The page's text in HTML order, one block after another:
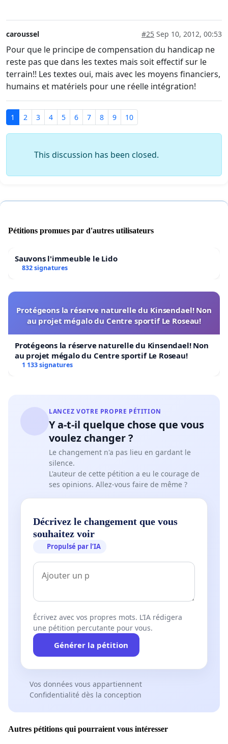
caroussel #25 Sep 10, 2012, 00:53
Pour que le principe de compensation du handicap ne
reste pas que dans les textes mais soit effectif sur le
terrain!! Les textes oui, mais avec les moyens financiers,
humains et matériels pour une réelle intégration!
1 2 3 4 5 6 7 8 9 10
This discussion has been closed.
Pétitions promues par d'autres utilisateurs
Sauvons l'immeuble le Lido
832 signatures
Protégeons la réserve naturelle du Kinsendael! Non
au projet mégalo du Centre sportif Le Roseau!
Protégeons la réserve naturelle du Kinsendael! Non
au projet mégalo du Centre sportif Le Roseau!
1 133 signatures
LANCEZ VOTRE PROPRE PÉTITION
Y a-t-il quelque chose que vous
voulez changer ?
Le changement n'a pas lieu en gardant le
silence.
L'auteur de cette pétition a eu le courage de
ses opinions. Allez-vous faire de même ?
Décrivez le changement que vous
souhaitez voir
Propulsé par l’IA
Écrivez avec vos propres mots. L’IA rédigera
une pétition percutante pour vous.
Générer la pétition
Vos données vous appartiennent
Confidentialité dès la conception
Autres pétitions qui pourraient vous intéresser